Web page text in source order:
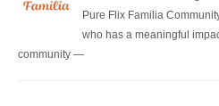
Pure Flix Familia
who has a meaningful
community —